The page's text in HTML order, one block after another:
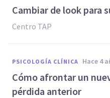
Cambiar de look para
Centro TAP
PSICOLOGÍA CLÍNICA hace 4
Cómo afrontar un
pérdida anterior